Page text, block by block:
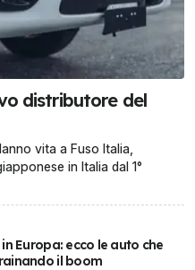
distributore del
vita a Fuso Italia,
in Italia dal 1°
Europa: ecco le auto che
il boom